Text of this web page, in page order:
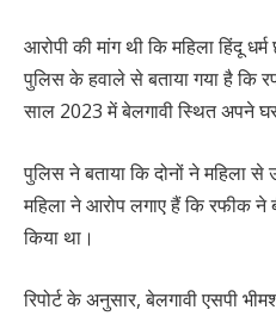
आरोपी की मांग थी कि महिला हिंदू
पुलिस के हवाले से बताया गया है कि
साल 2023 में बेलगावी स्थित अपने
पुलिस ने बताया कि दोनों ने महिला से
महिला ने आरोप लगाए हैं कि रफीक
किया था।
रिपोर्ट के अनुसार, बेलगावी एसपी